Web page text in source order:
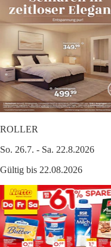
ROLLER
So. 26.7. - Sa. 22.8.2026
Gültig bis 22.08.2026